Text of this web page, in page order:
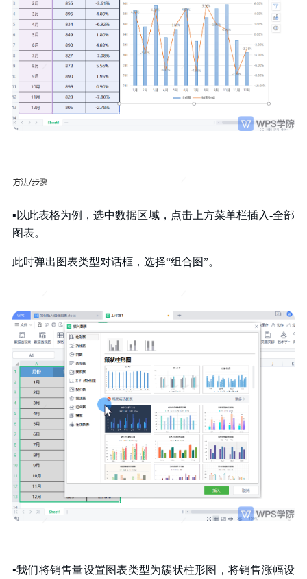
▪以此表格为例，选中数据区域，点击上方菜单栏插入-全部
图表。
此时弹出图表类型对话框，选择“组合图”。
▪我们将销售量设置图表类型为簇状柱形图，将销售涨幅设